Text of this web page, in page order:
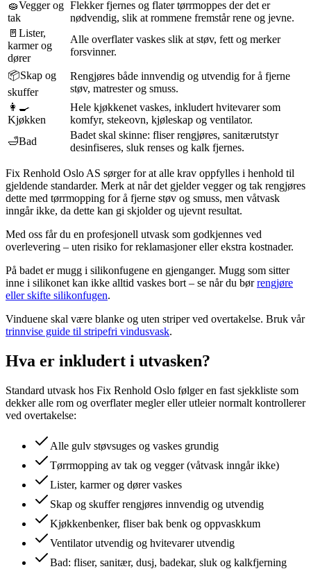
🧽Vegger og
tak
Flekker fjernes og flater tørrmoppes der det er
nødvendig, slik at rommene fremstår rene og jevne.
🚪 Lister,
karmer og
dører
Alle overflater vaskes slik at støv, fett og merker
forsvinner.
📦Skap og
skuffer
Rengjøres både innvendig og utvendig for å fjerne
støv, matrester og smuss.
👩‍🍳
Kjøkken
Hele kjøkkenet vaskes, inkludert hvitevarer som
komfyr, stekeovn, kjøleskap og ventilator.
🛁Bad
Badet skal skinne: fliser rengjøres, sanitærutstyr
desinfiseres, sluk renses og kalk fjernes.
Fix Renhold Oslo AS sørger for at alle krav oppfylles i henhold til
gjeldende standarder. Merk at når det gjelder vegger og tak rengjøres
dette med tørrmopping for å fjerne støv og smuss, men våtvask
inngår ikke, da dette kan gi skjolder og ujevnt resultat.
Med oss får du en profesjonell utvask som godkjennes ved
overlevering – uten risiko for reklamasjoner eller ekstra kostnader.
På badet er mugg i silikonfugene en gjenganger. Mugg som sitter
inne i silikonet kan ikke alltid vaskes bort – se når du børrengjøre
eller skifte silikonfugen.
Vinduene skal være blanke og uten striper ved overtakelse. Bruk vår
trinnvise guide til stripefri vindusvask.
Hva er inkludert i utvasken?
Standard utvask hos Fix Renhold Oslo følger en fast sjekkliste som
dekker alle rom og overflater megler eller utleier normalt kontrollerer
ved overtakelse:
Alle gulv støvsuges og vaskes grundig
Tørrmopping av tak og vegger (våtvask inngår ikke)
Lister, karmer og dører vaskes
Skap og skuffer rengjøres innvendig og utvendig
Kjøkkenbenker, fliser bak benk og oppvaskkum
Ventilator utvendig og hvitevarer utvendig
Bad: fliser, sanitær, dusj, badekar, sluk og kalkfjerning